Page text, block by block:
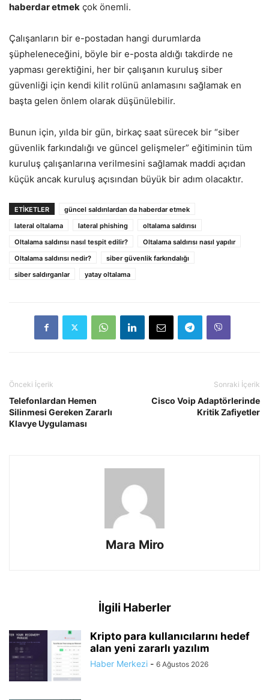
haberdar etmek çok önemli.
Çalışanların bir e-postadan hangi durumlarda
şüpheleneceğini, böyle bir e-posta aldığı takdirde ne
yapması gerektiğini, her bir çalışanın kuruluş siber
güvenliği için kendi kilit rolünü anlamasını sağlamak en
başta gelen önlem olarak düşünülebilir.
Bunun için, yılda bir gün, birkaç saat sürecek bir “siber
güvenlik farkındalığı ve güncel gelişmeler” eğitiminin tüm
kuruluş çalışanlarına verilmesini sağlamak maddi açıdan
küçük ancak kuruluş açısından büyük bir adım olacaktır.
ETIKETLER
güncel saldırılardan da haberdar etmek
lateral oltalama
lateral phishing
oltalama saldırısı
Oltalama saldırısı nasıl tespit edilir?
Oltalama saldırısı nasıl yapılır
Oltalama saldırısı nedir?
siber güvenlik farkındalığı
siber saldırganlar
yatay oltalama
Önceki İçerik
Telefonlardan Hemen
Silinmesi Gereken Zararlı
Klavye Uygulaması
Sonraki İçerik
Cisco Voip Adaptörlerinde
Kritik Zafiyetler
Mara Miro
İlgili Haberler
Kripto para kullanıcılarını hedef
alan yeni zararlı yazılım
Haber Merkezi - 6 Ağustos 2026